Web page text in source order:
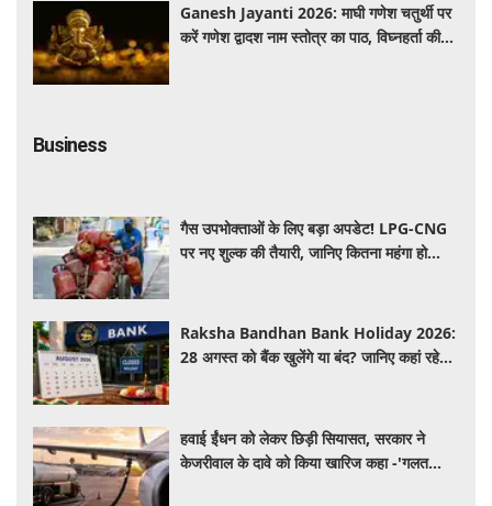
Ganesh Jayanti 2026: माघी गणेश चतुर्थी पर
करें गणेश द्वादश नाम स्तोत्र का पाठ, विघ्नहर्ता की
Business
गैस उपभोक्ताओं के लिए बड़ा अपडेट! LPG-CNG
पर नए शुल्क की तैयारी, जानिए कितना महंगा हो
Raksha Bandhan Bank Holiday 2026:
28 अगस्त को बैंक खुलेंगे या बंद? जानिए कहां रहेगी
हवाई ईंधन को लेकर छिड़ी सियासत, सरकार ने
केजरीवाल के दावे को किया खारिज कहा -'गलत